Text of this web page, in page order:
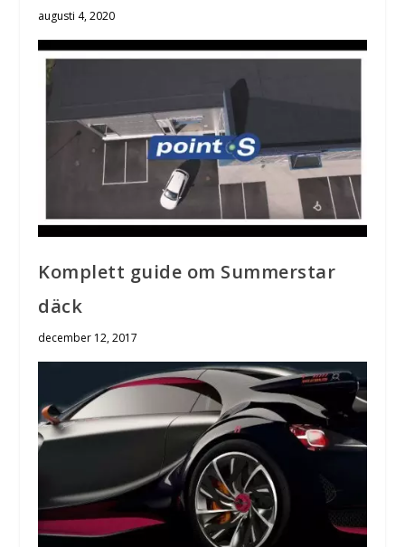
augusti 4, 2020
Komplett guide om Summerstar
däck
december 12, 2017